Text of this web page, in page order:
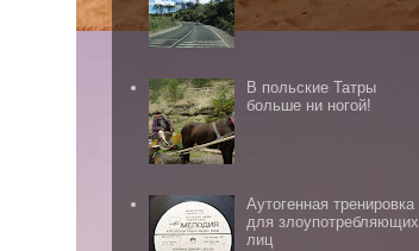
В польские Татры
больше ни ногой!
Аутогенная тренировка
для злоупотребляющих
лиц